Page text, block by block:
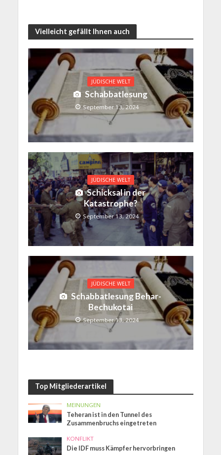
Vielleicht gefällt Ihnen auch
JÜDISCHE WELT
Schabbatlesung
September 13, 2024
JÜDISCHE WELT
Schicksal in der
Katastrophe?
September 13, 2024
JÜDISCHE WELT
Schabbatlesung Behar-
Bechukotai
September 13, 2024
Top Mitgliederartikel
MEINUNGEN
Teheran ist in den Tunnel des
Zusammenbruchs eingetreten
KONFLIKT
Die IDF muss Kämpfer hervorbringen